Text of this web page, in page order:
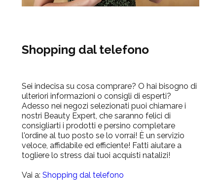
Shopping dal telefono
Sei indecisa su cosa comprare? O hai bisogno di
ulteriori informazioni o consigli di esperti?
Adesso nei negozi selezionati puoi chiamare i
nostri Beauty Expert, che saranno felici di
consigliarti i prodotti e persino completare
l'ordine al tuo posto se lo vorrai! È un servizio
veloce, affidabile ed efficiente! Fatti aiutare a
togliere lo stress dai tuoi acquisti natalizi!
Vai a: Shopping dal telefono